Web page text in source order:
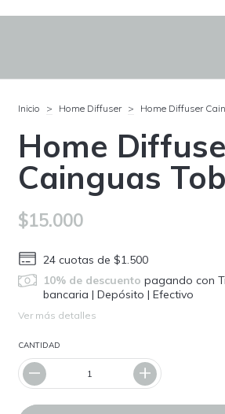
Inicio > Home Diffuser > Home Diffuser
Home
Cainguas
$15.000
24 cuotas de $1.500
10% de descuento pagando con
bancaria | Depósito | Efectivo
Ver más detalles
CANTIDAD